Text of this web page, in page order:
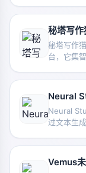
秘塔写作
秘塔写作
台，它集
和创作工
Word插件
Neural
Neural
过文本生
Vemus